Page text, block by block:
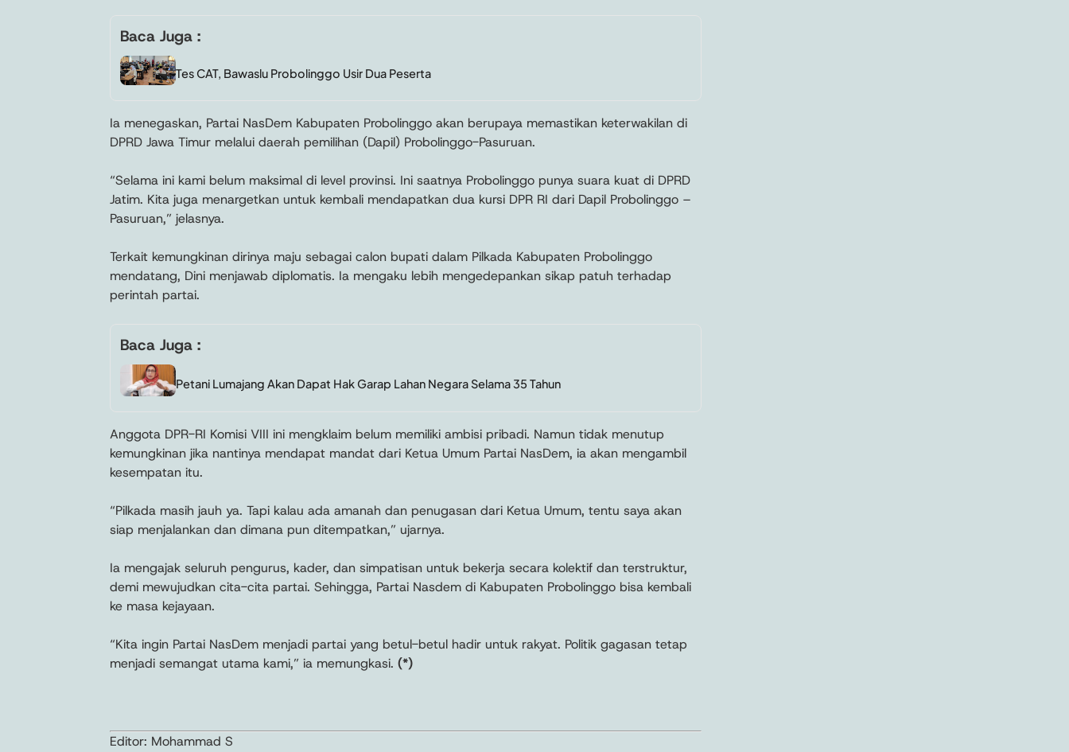
Baca Juga :
Tes CAT, Bawaslu Probolinggo Usir Dua Peserta
Ia menegaskan, Partai NasDem Kabupaten Probolinggo akan berupaya memastikan keterwakilan di
DPRD Jawa Timur melalui daerah pemilihan (Dapil) Probolinggo-Pasuruan.
“Selama ini kami belum maksimal di level provinsi. Ini saatnya Probolinggo punya suara kuat di DPRD
Jatim. Kita juga menargetkan untuk kembali mendapatkan dua kursi DPR RI dari Dapil Probolinggo –
Pasuruan,” jelasnya.
Terkait kemungkinan dirinya maju sebagai calon bupati dalam Pilkada Kabupaten Probolinggo
mendatang, Dini menjawab diplomatis. Ia mengaku lebih mengedepankan sikap patuh terhadap
perintah partai.
Baca Juga :
Petani Lumajang Akan Dapat Hak Garap Lahan Negara Selama 35 Tahun
Anggota DPR-RI Komisi VIII ini mengklaim belum memiliki ambisi pribadi. Namun tidak menutup
kemungkinan jika nantinya mendapat mandat dari Ketua Umum Partai NasDem, ia akan mengambil
kesempatan itu.
“Pilkada masih jauh ya. Tapi kalau ada amanah dan penugasan dari Ketua Umum, tentu saya akan
siap menjalankan dan dimana pun ditempatkan,” ujarnya.
Ia mengajak seluruh pengurus, kader, dan simpatisan untuk bekerja secara kolektif dan terstruktur,
demi mewujudkan cita-cita partai. Sehingga, Partai Nasdem di Kabupaten Probolinggo bisa kembali
ke masa kejayaan.
“Kita ingin Partai NasDem menjadi partai yang betul-betul hadir untuk rakyat. Politik gagasan tetap
menjadi semangat utama kami,” ia memungkasi. (*)
Editor: Mohammad S